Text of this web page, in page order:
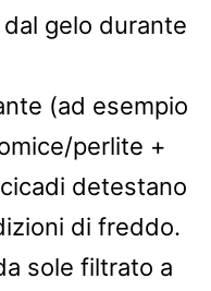
gelo durante
(ad esempio
perlite +
detestano
di freddo.
sole filtrato a